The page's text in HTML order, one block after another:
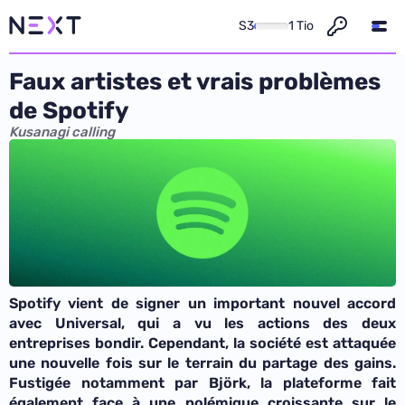
S3 1 Tio
Faux artistes et vrais problèmes
de Spotify
Kusanagi calling
Spotify vient de signer un important nouvel accord
avec Universal, qui a vu les actions des deux
entreprises bondir. Cependant, la société est attaquée
une nouvelle fois sur le terrain du partage des gains.
Fustigée notamment par Björk, la plateforme fait